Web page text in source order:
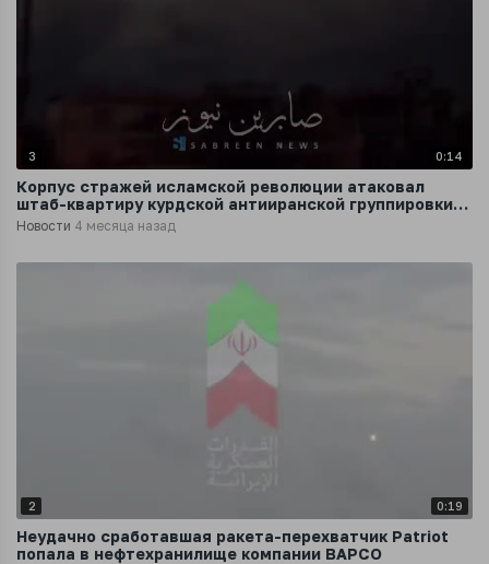
3 0:14
Корпус стражей исламской революции атаковал
штаб-квартиру курдской антииранской группировки
«Комала» в Ираке
Новости 4 месяца назад
2 0:19
Неудачно сработавшая ракета-перехватчик Patriot
попала в нефтехранилище компании BAPCO